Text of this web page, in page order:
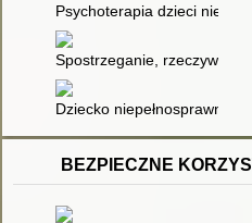
Psychoterapia dzieci
Spostrzeganie,
Dziecko niepełnosprawne
BEZPIECZNE